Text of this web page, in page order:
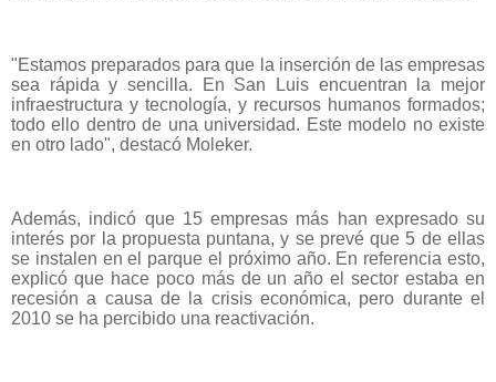
"Estamos preparados para que la inserción de las empresas
sea rápida y sencilla. En San Luis encuentran la mejor
infraestructura y tecnología, y recursos humanos formados;
todo ello dentro de una universidad. Este modelo no existe
en otro lado", destacó Moleker.
Además, indicó que 15 empresas más han expresado su
interés por la propuesta puntana, y se prevé que 5 de ellas
se instalen en el parque el próximo año. En referencia esto,
explicó que hace poco más de un año el sector estaba en
recesión a causa de la crisis económica, pero durante el
2010 se ha percibido una reactivación.